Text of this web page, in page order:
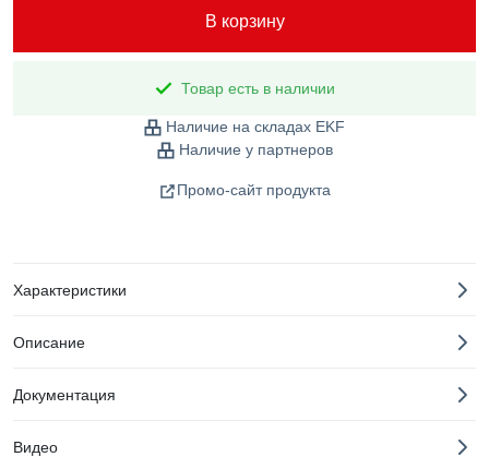
В корзину
Товар есть в наличии
Наличие на складах EKF
Наличие у партнеров
Промо-сайт продукта
Характеристики
Описание
Документация
Видео